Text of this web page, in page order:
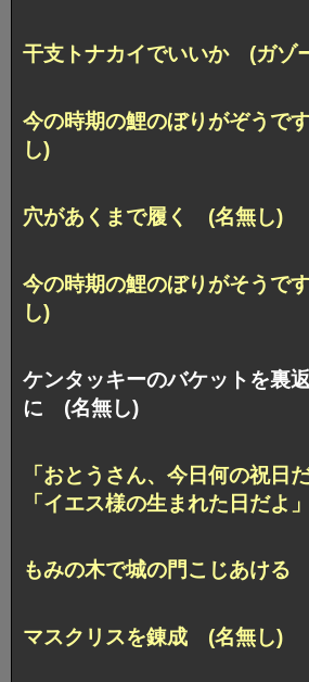
干支トナカイでいいか (ガゾ
今の時期の鯉のぼりがぞうで
し)
穴があくまで履く (名無し)
今の時期の鯉のぼりがそうで
し)
ケンタッキーのバケットを裏
に (名無し)
「おとうさん、今日何の祝日
「イエス様の生まれた日だ
もみの木で城の門こじあける
マスクリスを錬成 (名無し)